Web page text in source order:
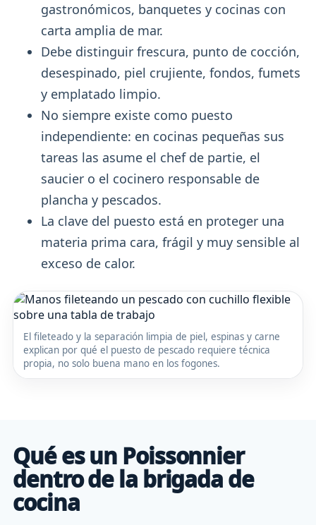
gastronómicos, banquetes y cocinas con
carta amplia de mar.
Debe distinguir frescura, punto de cocción,
desespinado, piel crujiente, fondos, fumets
y emplatado limpio.
No siempre existe como puesto
independiente: en cocinas pequeñas sus
tareas las asume el chef de partie, el
saucier o el cocinero responsable de
plancha y pescados.
La clave del puesto está en proteger una
materia prima cara, frágil y muy sensible al
exceso de calor.
El fileteado y la separación limpia de piel, espinas y carne
explican por qué el puesto de pescado requiere técnica
propia, no solo buena mano en los fogones.
Qué es un Poissonnier
dentro de la brigada de
cocina